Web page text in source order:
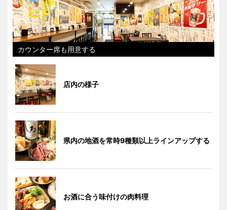
カウンター席も用意する
店内の様子
県内の地酒を常時9種類以上ラインアップする
お酒に合う味付けの肉料理